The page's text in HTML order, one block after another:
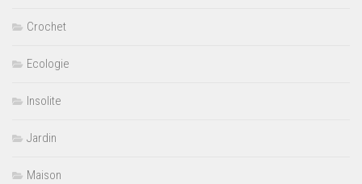
Crochet
Ecologie
Insolite
Jardin
Maison